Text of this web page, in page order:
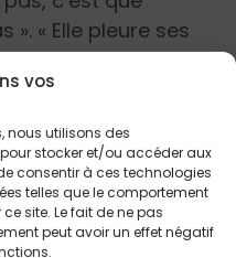
vos
nous utilisons des
stocker et/ou accéder aux
consentir à ces technologies
telles que le comportement
site. Le fait de ne pas
peut avoir un effet négatif
« Elle pleure ses
le Saint-Père. Une
fait grandir ses
et les
heure pour
de son époux,
rencontrer ».